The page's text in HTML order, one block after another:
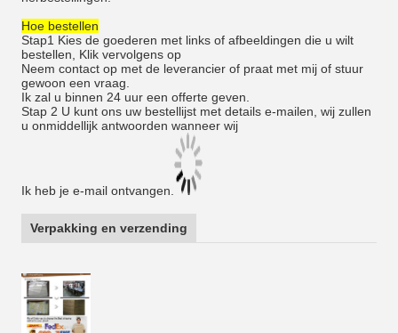
Hoe bestellen
Stap1 Kies de goederen met links of afbeeldingen die u wilt
bestellen, Klik vervolgens op
Neem contact op met de leverancier of praat met mij of stuur
gewoon een vraag.
Ik zal u binnen 24 uur een offerte geven.
Stap 2 U kunt ons uw bestellijst met details e-mailen, wij zullen
u onmiddellijk antwoorden wanneer wij
Ik heb je e-mail ontvangen.
Verpakking en verzending